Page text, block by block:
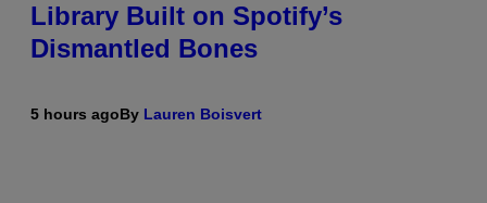
Library Built on Spotify’s
Dismantled Bones
5 hours agoBy Lauren Boisvert